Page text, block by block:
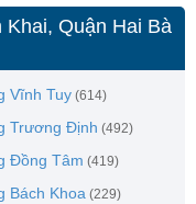
Quận Hai Bà
Vĩnh Tuy (614)
Trương Định (492)
Đồng Tâm (419)
Bách Khoa (229)